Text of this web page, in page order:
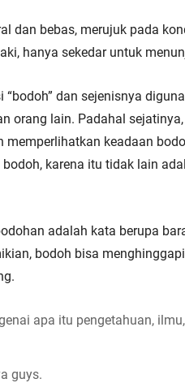
dan bebas, merujuk pada
hanya sekedar untuk
dan sejenisnya
orang lain. Padahal
memperlihatkan keadaan
karena itu tidak lain
adalah kata berupa
bodoh bisa
apa itu pengetahuan,
guys.